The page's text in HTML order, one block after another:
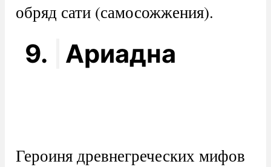
обряд сати (самосожжения).
9. Ариадна
Героиня древнегреческих мифов